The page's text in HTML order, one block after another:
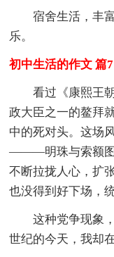
宿舍生活，丰富
乐。
初中生活的作文 篇7
看过《康熙王朝
政大臣之一的鳌拜
中的死对头。这场
―――明珠与索额图
不断拉拢人心，扩
也没得到好下场，
这种党争现象，
世纪的今天，我却